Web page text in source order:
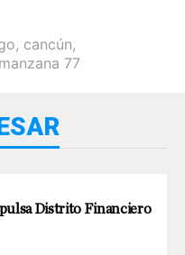
, cancún,
77
Distrito Financiero